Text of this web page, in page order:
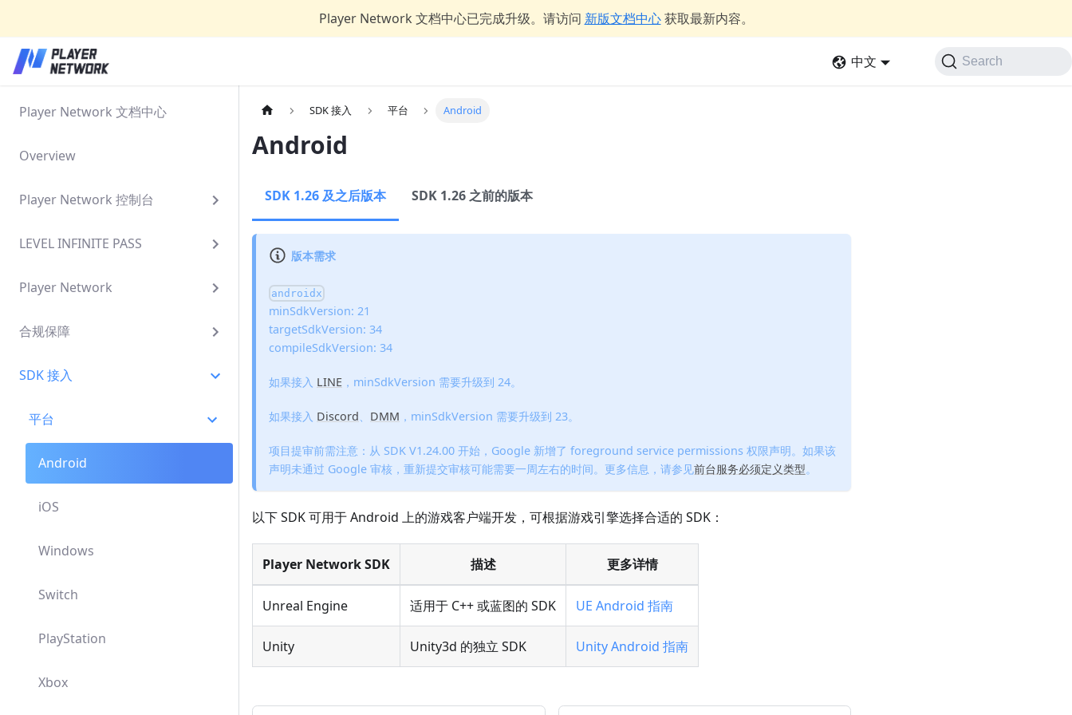
Player Network 文档中心已完成升级。请访问 新版文档中心 获取最新内容。
中文 Search
Player Network 文档中心
Overview
Player Network 控制台
LEVEL INFINITE PASS
Player Network
合规保障
SDK 接入
平台
Android
iOS
Windows
Switch
PlayStation
Xbox
SDK 接入 平台 Android
Android
SDK 1.26 及之后版本 SDK 1.26 之前的版本
版本需求
androidx
minSdkVersion: 21
targetSdkVersion: 34
compileSdkVersion: 34
如果接入 LINE ，minSdkVersion 需要升级到 24。
如果接入 Discord、 DMM ，minSdkVersion 需要升级到 23。
项目提审前需注意：从 SDK V1.24.00 开始，Google 新增了 foreground service permissions 权限声明。如果该
声明未通过 Google 审核，重新提交审核可能需要一周左右的时间。更多信息，请参见前台服务必须定义类型。
以下 SDK 可用于 Android 上的游戏客户端开发，可根据游戏引擎选择合适的 SDK：
Player Network SDK 描述 更多详情
Unreal Engine 适用于 C++ 或蓝图的 SDK UE Android 指南
Unity Unity3d 的独立 SDK Unity Android 指南